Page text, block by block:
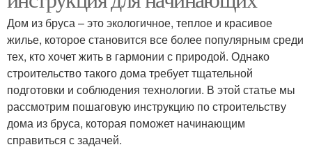
Дом из бруса – это экологичное, теплое и красивое
жилье, которое становится все более популярным среди
тех, кто хочет жить в гармонии с природой. Однако
строительство такого дома требует тщательной
подготовки и соблюдения технологии. В этой статье мы
рассмотрим пошаговую инструкцию по строительству
дома из бруса, которая поможет начинающим
справиться с задачей.